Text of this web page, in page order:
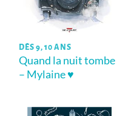
DÈS 9, 10 ANS
Quand la nuit tombe
– Mylaine ♥